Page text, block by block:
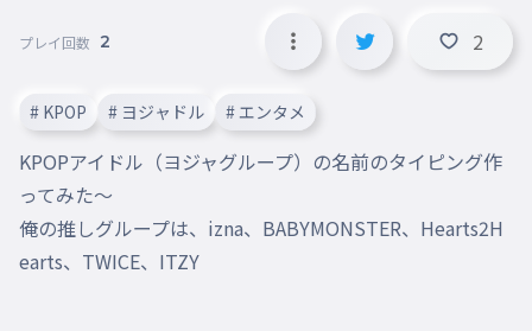
プレイ回数 2 2
# KPOP # ヨジャドル # エンタメ
KPOPアイドル（ヨジャグループ）の名前のタイピング作
ってみた〜
俺の推しグループは、izna、BABYMONSTER、Hearts2H
earts、TWICE、ITZY